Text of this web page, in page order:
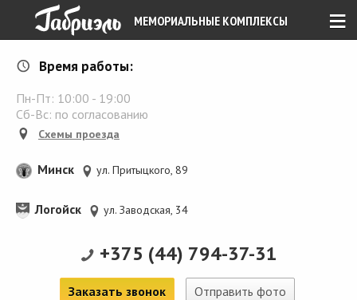
≡
МЕМОРИАЛЬНЫЕ КОМПЛЕКСЫ
Время работы:
Пн-Пт: 10:00 - 19:00
Сб-Вс: по согласованию
Схемы проезда
Минск ул. Притыцкого, 89
Логойск ул. Заводская, 34
+375 (44) 794-37-31
Заказать звонок Отправить фото